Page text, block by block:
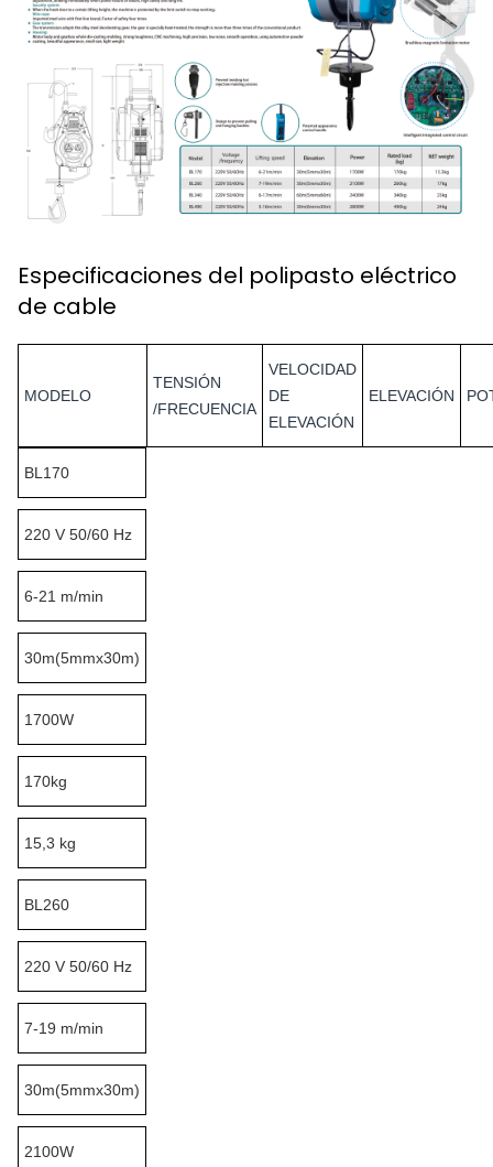
Especificaciones del polipasto eléctrico
de cable
MODELO
TENSIÓN
/FRECUENCIA
VELOCIDAD
DE
ELEVACIÓN
ELEVACIÓN
BL170
220 V 50/60 Hz
6-21 m/min
30m(5mmx30m)
1700W
170kg
15,3 kg
BL260
220 V 50/60 Hz
7-19 m/min
30m(5mmx30m)
2100W